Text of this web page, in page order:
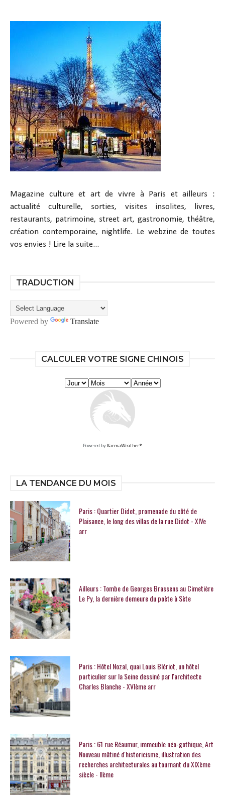
Magazine culture et art de vivre à Paris et ailleurs :
actualité culturelle, sorties, visites insolites, livres,
restaurants, patrimoine, street art, gastronomie, théâtre,
création contemporaine, nightlife. Le webzine de toutes
vos envies ! Lire la suite...
TRADUCTION
Powered by Translate
CALCULER VOTRE SIGNE CHINOIS
Powered by KarmaWeather®
LA TENDANCE DU MOIS
Paris : Quartier Didot, promenade du côté de
Plaisance, le long des villas de la rue Didot - XIVe
arr
Ailleurs : Tombe de Georges Brassens au Cimetière
Le Py, la dernière demeure du poète à Sète
Paris : Hôtel Nozal, quai Louis Blériot, un hôtel
particulier sur la Seine dessiné par l'architecte
Charles Blanche - XVIème arr
Paris : 61 rue Réaumur, immeuble néo-gothique, Art
Nouveau mâtiné d'historicisme, illustration des
recherches architecturales au tournant du XIXème
siècle - IIème